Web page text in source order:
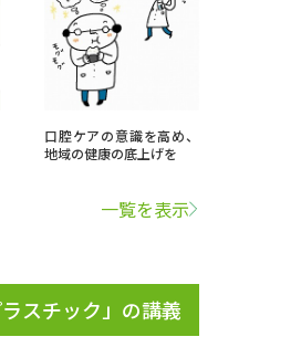
学検索
口腔ケアの意識を高め、
地域の健康の底上げを
一覧を表示
スチック」の講義